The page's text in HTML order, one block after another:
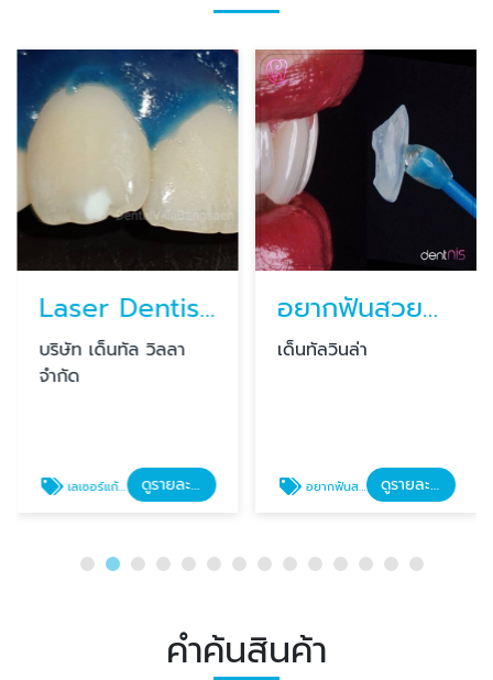
Laser Dentistry เลเซอร์ทางทันตกรรม เลเซอร์แก้ปัญหายิ้มเห็นเหงือก
บริษัท เด็นทัล วิลลา
จำกัด
เลเซอร์แก้ปัญหายิ้มเห็นเหงือก ดูรายละเอียด
อยากฟันสวยต้องทำอย่างไร?
เด็นทัลวินล่า
อยากฟันสวยต้องทำอย่างไร ดูรายละเอียด
คำค้นสินค้า